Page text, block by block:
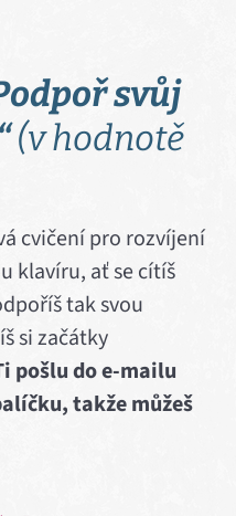
svůj
(v hodnotě
cvičení pro rozvíjení
klavíru, ať se cítíš
tak svou
si začátky
pošlu do e-mailu
takže můžeš